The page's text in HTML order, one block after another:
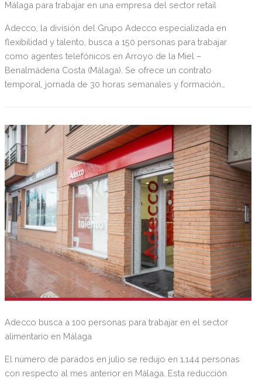
Málaga para trabajar en una empresa del sector retail
Adecco, la división del Grupo Adecco especializada en
flexibilidad y talento, busca a 150 personas para trabajar
como agentes telefónicos en Arroyo de la Miel –
Benalmádena Costa (Málaga). Se ofrece un contrato
temporal, jornada de 30 horas semanales y formación
Adecco busca a 100 personas para trabajar en el sector
alimentario en Málaga
El número de parados en julio se redujo en 1.144 personas
con respecto al mes anterior en Málaga. Esta reducción